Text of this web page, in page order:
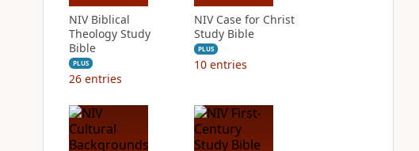
NIV Biblical
Theology Study
Bible
PLUS
26 entries
NIV Case for Christ
Study Bible
PLUS
10 entries